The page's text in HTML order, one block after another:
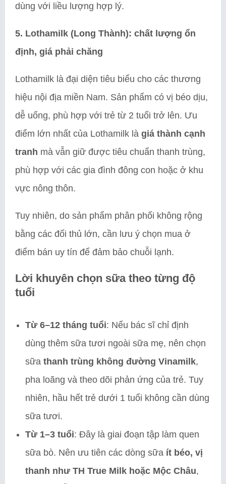
dùng với liều lượng hợp lý.
5. Lothamilk (Long Thành): chất lượng ổn
định, giá phải chăng
Lothamilk là đại diện tiêu biểu cho các thương
hiệu nội địa miền Nam. Sản phẩm có vị béo dịu,
dễ uống, phù hợp với trẻ từ 2 tuổi trở lên. Ưu
điểm lớn nhất của Lothamilk là giá thành cạnh
tranh mà vẫn giữ được tiêu chuẩn thanh trùng,
phù hợp với các gia đình đông con hoặc ở khu
vực nông thôn.
Tuy nhiên, do sản phẩm phân phối không rộng
bằng các đối thủ lớn, cần lưu ý chọn mua ở
điểm bán uy tín để đảm bảo chuỗi lạnh.
Lời khuyên chọn sữa theo từng độ
tuổi
Từ 6–12 tháng tuổi: Nếu bác sĩ chỉ định
dùng thêm sữa tươi ngoài sữa mẹ, nên chọn
sữa thanh trùng không đường Vinamilk,
pha loãng và theo dõi phản ứng của trẻ. Tuy
nhiên, hầu hết trẻ dưới 1 tuổi không cần dùng
sữa tươi.
Từ 1–3 tuổi: Đây là giai đoạn tập làm quen
sữa bò. Nên ưu tiên các dòng sữa ít béo, vị
thanh như TH True Milk hoặc Mộc Châu,